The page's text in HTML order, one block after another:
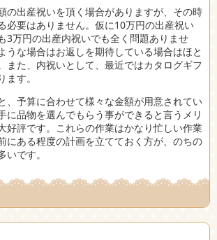
の出産祝いを頂く場合がありますが、その時
必要はありません。仮に10万円の出産祝い
3万円の出産内祝いでも全く問題ありませ
うな場合はお返しを期待している場合はほと
また、内祝いとして、最近ではカタログギフ
ます。
、予算に合わせて様々な金額が用意されてい
に品物を選んでもらう事ができると言うメリ
好評です。これらの作業はかなり忙しい作業
にある程度の計画を立てておく方が、のちの
です。